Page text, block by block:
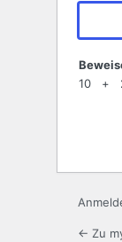
10 +
← Zu